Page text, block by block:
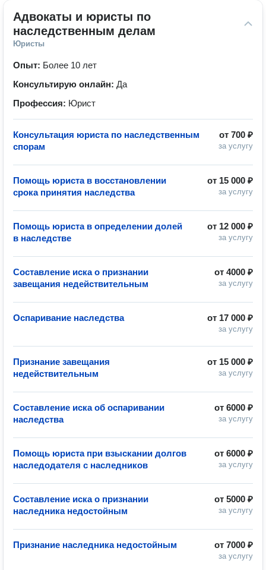
Адвокаты и юристы по
наследственным делам
Юристы
Опыт: Более 10 лет
Консультирую онлайн: Да
Профессия: Юрист
от 700 ₽
за услугу
Консультация юриста по наследственным
спорам
от 15 000 ₽
за услугу
Помощь юриста в восстановлении
срока принятия наследства
от 12 000 ₽
за услугу
Помощь юриста в определении долей
в наследстве
от 4000 ₽
за услугу
Составление иска о признании
завещания недействительным
от 17 000 ₽
за услугу
Оспаривание наследства
от 15 000 ₽
за услугу
Признание завещания
недействительным
от 6000 ₽
за услугу
Составление иска об оспаривании
наследства
от 6000 ₽
за услугу
Помощь юриста при взыскании долгов
наследодателя с наследников
от 5000 ₽
за услугу
Составление иска о признании
наследника недостойным
от 7000 ₽
за услугу
Признание наследника недостойным